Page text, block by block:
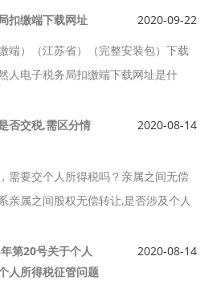
扣缴端下载网址
2020-09-22
端）（江苏省）（完整安装包）下载
人电子税务局扣缴端下载网址是什
员全额扣缴申报及代理经营所得纳税
否交税,需区分情
2020-08-14
需要交个人所得税吗？亲属之间无偿
亲属之间股权无偿转让,是否涉及个人
形。
第20号关于个人
人所得税征管问题
2020-08-14